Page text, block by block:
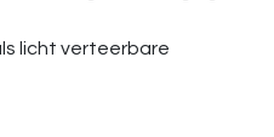
licht verteerbare